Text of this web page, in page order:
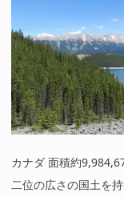
カナダ 面積約
二位の広さの国土を